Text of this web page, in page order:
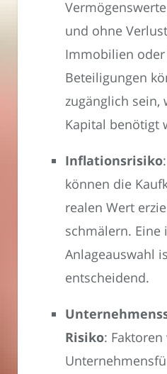
und ohne
Immobilien
Beteiligungen
zugänglich sein,
Kapital benötigt
Inflationsrisiko
können die
realen Wert
schmälern.
Anlageauswahl
entscheidend.
Risiko: